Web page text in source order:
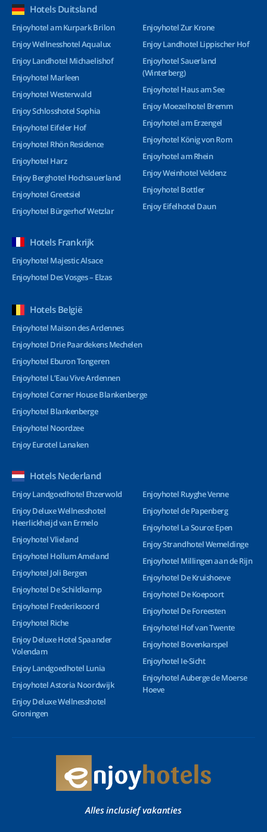
Hotels Duitsland
Enjoyhotel am Kurpark Brilon
Enjoy Wellnesshotel Aqualux
Enjoy Landhotel Michaelishof
Enjoyhotel Marleen
Enjoyhotel Westerwald
Enjoy Schlosshotel Sophia
Enjoyhotel Eifeler Hof
Enjoyhotel Rhön Residence
Enjoyhotel Harz
Enjoy Berghotel Hochsauerland
Enjoyhotel Greetsiel
Enjoyhotel Bürgerhof Wetzlar
Enjoyhotel Zur Krone
Enjoy Landhotel Lippischer Hof
Enjoyhotel Sauerland
(Winterberg)
Enjoyhotel Haus am See
Enjoy Moezelhotel Bremm
Enjoyhotel am Erzengel
Enjoyhotel König von Rom
Enjoyhotel am Rhein
Enjoy Weinhotel Veldenz
Enjoyhotel Bottler
Enjoy Eifelhotel Daun
Hotels Frankrijk
Enjoyhotel Majestic Alsace
Enjoyhotel Des Vosges – Elzas
Hotels België
Enjoyhotel Maison des Ardennes
Enjoyhotel Drie Paardekens Mechelen
Enjoyhotel Eburon Tongeren
Enjoyhotel L’Eau Vive Ardennen
Enjoyhotel Corner House Blankenberge
Enjoyhotel Blankenberge
Enjoyhotel Noordzee
Enjoy Eurotel Lanaken
Hotels Nederland
Enjoy Landgoedhotel Ehzerwold
Enjoy Deluxe Wellnesshotel
Heerlickheijd van Ermelo
Enjoyhotel Vlieland
Enjoyhotel Hollum Ameland
Enjoyhotel Joli Bergen
Enjoyhotel De Schildkamp
Enjoyhotel Frederiksoord
Enjoyhotel Riche
Enjoy Deluxe Hotel Spaander
Volendam
Enjoy Landgoedhotel Lunia
Enjoyhotel Astoria Noordwijk
Enjoy Deluxe Wellnesshotel
Groningen
Enjoyhotel Ruyghe Venne
Enjoyhotel de Papenberg
Enjoyhotel La Source Epen
Enjoy Strandhotel Wemeldinge
Enjoyhotel Millingen aan de Rijn
Enjoyhotel De Kruishoeve
Enjoyhotel De Koepoort
Enjoyhotel De Foreesten
Enjoyhotel Hof van Twente
Enjoyhotel Bovenkarspel
Enjoyhotel Ie-Sicht
Enjoyhotel Auberge de Moerse
Hoeve
Alles inclusief vakanties